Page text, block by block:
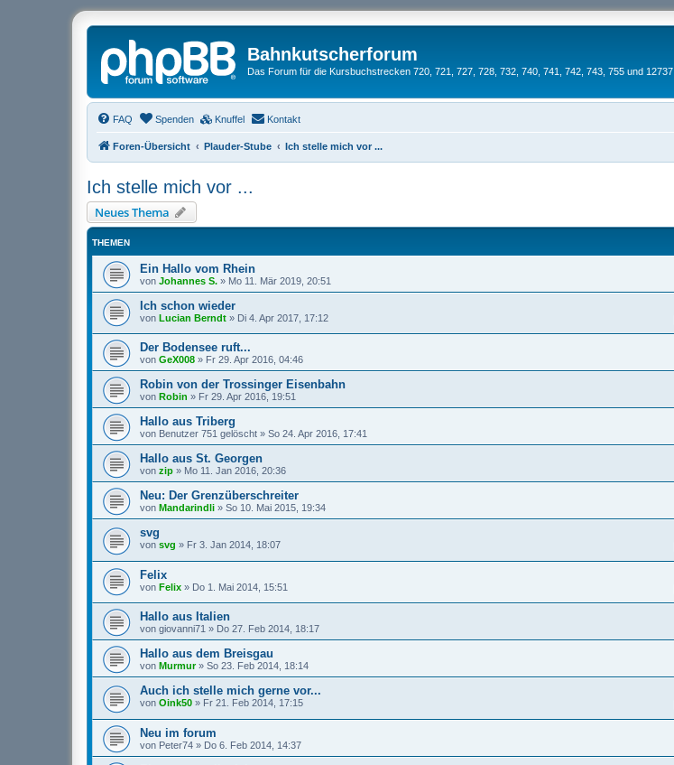
Bahnkutscherforum
Das Forum für die Kursbuchstrecken 720, 721, 727, 728, 732, 740, 741, 742, 743, 755 und 12737
FAQ Spenden Knuffel Kontakt
Foren-Übersicht Plauder-Stube Ich stelle mich vor ...
Ich stelle mich vor ...
Neues Thema
THEMEN
Ein Hallo vom Rhein
von Johannes S. » Mo 11. Mär 2019, 20:51
Ich schon wieder
von Lucian Berndt » Di 4. Apr 2017, 17:12
Der Bodensee ruft...
von GeX008 » Fr 29. Apr 2016, 04:46
Robin von der Trossinger Eisenbahn
von Robin » Fr 29. Apr 2016, 19:51
Hallo aus Triberg
von Benutzer 751 gelöscht » So 24. Apr 2016, 17:41
Hallo aus St. Georgen
von zip » Mo 11. Jan 2016, 20:36
Neu: Der Grenzüberschreiter
von Mandarindli » So 10. Mai 2015, 19:34
svg
von svg » Fr 3. Jan 2014, 18:07
Felix
von Felix » Do 1. Mai 2014, 15:51
Hallo aus Italien
von giovanni71 » Do 27. Feb 2014, 18:17
Hallo aus dem Breisgau
von Murmur» So 23. Feb 2014, 18:14
Auch ich stelle mich gerne vor...
von Oink50 » Fr 21. Feb 2014, 17:15
Neu im forum
von Peter74 » Do 6. Feb 2014, 14:37